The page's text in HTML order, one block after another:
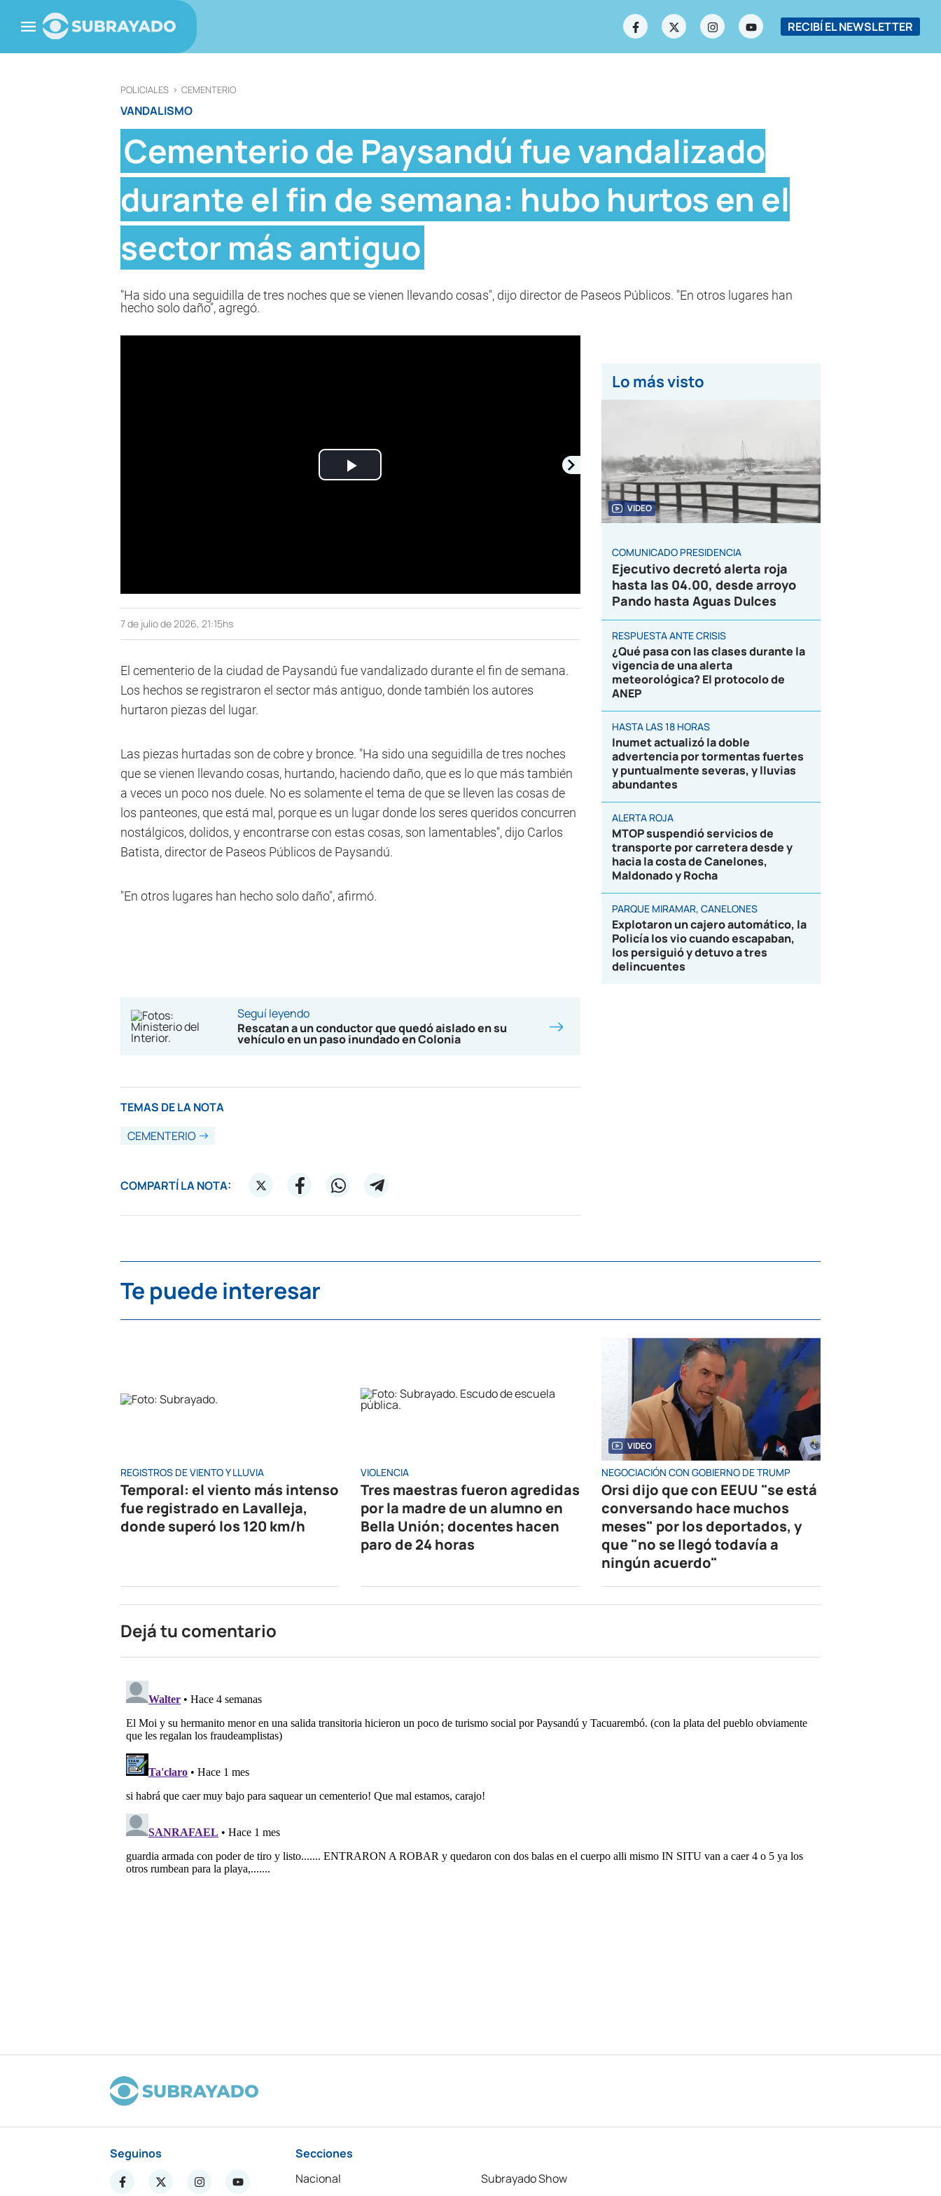
RECIBÍ EL NEWSLETTER
POLICIALES > CEMENTERIO
VANDALISMO
Cementerio de Paysandú fue vandalizado
durante el fin de semana: hubo hurtos en el
sector más antiguo
"Ha sido una seguidilla de tres noches que se vienen llevando cosas", dijo director de Paseos Públicos. "En otros lugares han
hecho solo daño", agregó.
Play
7 de julio de 2026, 21:15hs
El cementerio de la ciudad de Paysandú fue vandalizado durante el fin de semana.
Los hechos se registraron el sector más antiguo, donde también los autores
hurtaron piezas del lugar.
Las piezas hurtadas son de cobre y bronce. "Ha sido una seguidilla de tres noches
que se vienen llevando cosas, hurtando, haciendo daño, que es lo que más también
a veces un poco nos duele. No es solamente el tema de que se lleven las cosas de
los panteones, que está mal, porque es un lugar donde los seres queridos concurren
nostálgicos, dolidos, y encontrarse con estas cosas, son lamentables", dijo Carlos
Batista, director de Paseos Públicos de Paysandú.
"En otros lugares han hecho solo daño", afirmó.
Seguí leyendo
Rescatan a un conductor que quedó aislado en su
vehículo en un paso inundado en Colonia
TEMAS DE LA NOTA
CEMENTERIO
COMPARTÍ LA NOTA:
Lo más visto
VIDEO
COMUNICADO PRESIDENCIA
Ejecutivo decretó alerta roja
hasta las 04.00, desde arroyo
Pando hasta Aguas Dulces
RESPUESTA ANTE CRISIS
¿Qué pasa con las clases durante la
vigencia de una alerta
meteorológica? El protocolo de
ANEP
HASTA LAS 18 HORAS
Inumet actualizó la doble
advertencia por tormentas fuertes
y puntualmente severas, y lluvias
abundantes
ALERTA ROJA
MTOP suspendió servicios de
transporte por carretera desde y
hacia la costa de Canelones,
Maldonado y Rocha
PARQUE MIRAMAR, CANELONES
Explotaron un cajero automático, la
Policía los vio cuando escapaban,
los persiguió y detuvo a tres
delincuentes
Te puede interesar
REGISTROS DE VIENTO Y LLUVIA
Temporal: el viento más intenso
fue registrado en Lavalleja,
donde superó los 120 km/h
VIOLENCIA
Tres maestras fueron agredidas
por la madre de un alumno en
Bella Unión; docentes hacen
paro de 24 horas
VIDEO
NEGOCIACIÓN CON GOBIERNO DE TRUMP
Orsi dijo que con EEUU "se está
conversando hace muchos
meses" por los deportados, y
que "no se llegó todavía a
ningún acuerdo"
Dejá tu comentario
Seguinos
Secciones
Nacional
Subrayado Show